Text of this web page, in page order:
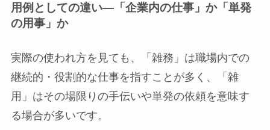
用例としての違い―「企業内の仕事」か「単発
の用事」か
実際の使われ方を見ても、「雑務」は職場内での
継続的・役割的な仕事を指すことが多く、「雑
用」はその場限りの手伝いや単発の依頼を意味す
る場合が多いです。